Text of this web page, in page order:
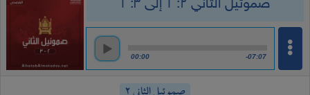
صموئيل الثاني ٢: ١ إلى ٣: ١
00:00 -07:07